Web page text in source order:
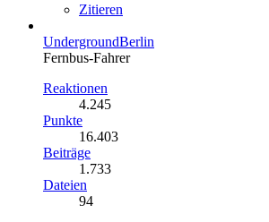
Zitieren
UndergroundBerlin
Fernbus-Fahrer
Reaktionen
4.245
Punkte
16.403
Beiträge
1.733
Dateien
94